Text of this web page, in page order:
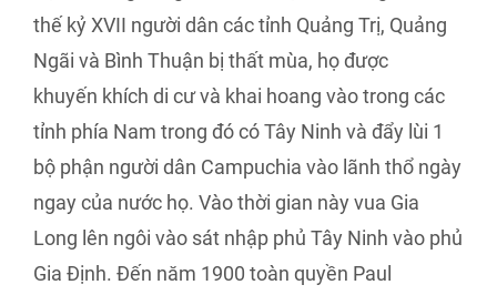
thế kỷ XVII người dân các tỉnh Quảng Trị, Quảng
Ngãi và Bình Thuận bị thất mùa, họ được
khuyến khích di cư và khai hoang vào trong các
tỉnh phía Nam trong đó có Tây Ninh và đẩy lùi 1
bộ phận người dân Campuchia vào lãnh thổ ngày
ngay của nước họ. Vào thời gian này vua Gia
Long lên ngôi vào sát nhập phủ Tây Ninh vào phủ
Gia Định. Đến năm 1900 toàn quyền Paul